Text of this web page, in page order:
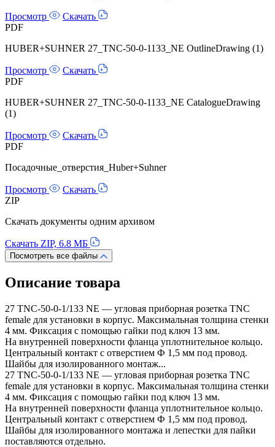
Просмотр
Скачать
PDF
HUBER+SUHNER 27_TNC-50-0-1133_NE OutlineDrawing (1)
Просмотр
Скачать
PDF
HUBER+SUHNER 27_TNC-50-0-1133_NE CatalogueDrawing
(1)
Просмотр
Скачать
PDF
Посадочные_отверстия_Huber+Suhner
Просмотр
Скачать
ZIP
Скачать документы одним архивом
Скачать ZIP, 6.8 МБ
Посмотреть все файлы
Описание товара
27 TNC-50-0-1/133 NE — угловая приборная розетка TNC
female для установки в корпус. Максимальная толщина стенки
4 мм. Фиксация с помощью гайки под ключ 13 мм.
На внутренней поверхности фланца уплотнительное кольцо.
Центральный контакт с отверстием Ф 1,5 мм под провод.
Шайбы для изолированного монтаж...
27 TNC-50-0-1/133 NE — угловая приборная розетка TNC
female для установки в корпус. Максимальная толщина стенки
4 мм. Фиксация с помощью гайки под ключ 13 мм.
На внутренней поверхности фланца уплотнительное кольцо.
Центральный контакт с отверстием Ф 1,5 мм под провод.
Шайбы для изолированного монтажа и лепестки для пайки
поставляются отдельно.